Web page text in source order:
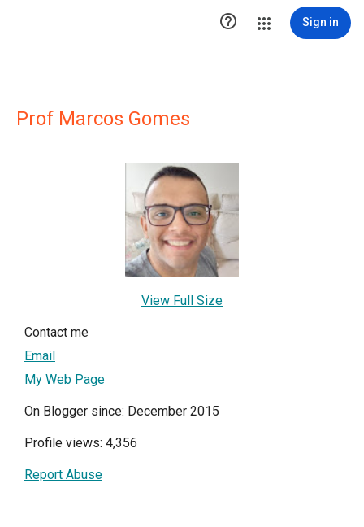
 Sign in
Prof Marcos Gomes
View Full Size
Contact me
Email
My Web Page
On Blogger since: December 2015
Profile views: 4,356
Report Abuse